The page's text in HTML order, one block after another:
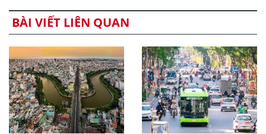
BÀI VIẾT LIÊN QUAN